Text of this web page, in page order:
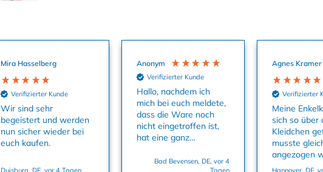
Mira Hasselberg
Verifizierter Kunde
Wir sind sehr
begeistert und werden
nun sicher wieder bei
euch kaufen.
Duisburg, DE, vor 4 Tagen
Anonym
Verifizierter Kunde
Hallo, nachdem ich
mich bei euch meldete,
dass die Ware noch
nicht eingetroffen ist,
hat eine ganz
uns sofort die
Bad Bevensen, DE, vor 4
Tagen
Agnes Kramer
Verifizierter
Meine
sich so über
Kleidchen
musste
angezogen
dass
Hannover, DE,